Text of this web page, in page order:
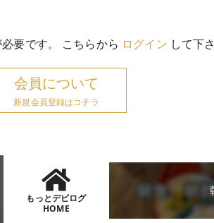
要です。 こちらから ログイン して下
会員について
もっとデビログ
HOME